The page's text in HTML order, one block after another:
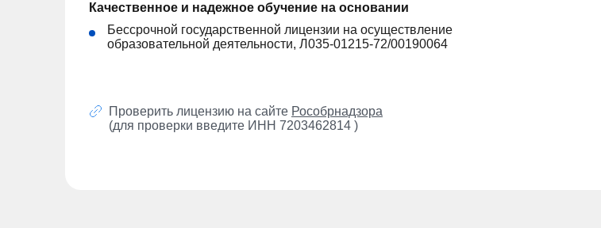
Качественное и надежное обучение на основании
Бессрочной государственной лицензии на осуществление
образовательной деятельности, Л035-01215-72/00190064
Проверить лицензию на сайте Рособрнадзора
(для проверки введите ИНН 7203462814 )